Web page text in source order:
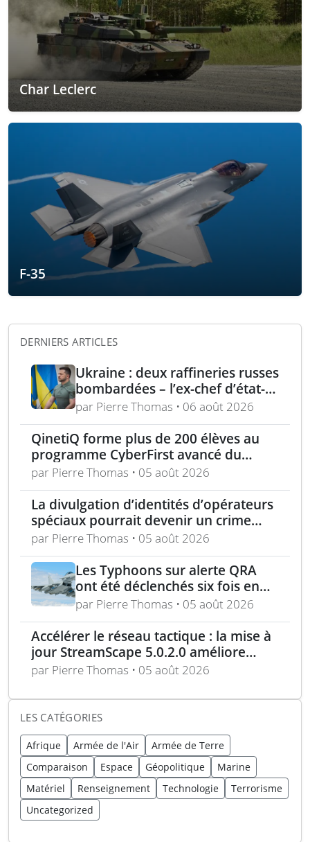
Char Leclerc
F-35
DERNIERS ARTICLES
Ukraine : deux raffineries russes
bombardées – l’ex-chef d’état-
major ukrainien juge l’OTAN
dépassée
par Pierre Thomas • 06 août 2026
QinetiQ forme plus de 200 élèves au
programme CyberFirst avancé du
National Cyber Security Centre
par Pierre Thomas • 05 août 2026
La divulgation d’identités d’opérateurs
spéciaux pourrait devenir un crime
selon une loi proposée
par Pierre Thomas • 05 août 2026
Les Typhoons sur alerte QRA
ont été déclenchés six fois en
2025-26, dont la moitié face à la
Russie
par Pierre Thomas • 05 août 2026
Accélérer le réseau tactique : la mise à
jour StreamScape 5.0.2.0 améliore
sécurité et connectivité
par Pierre Thomas • 05 août 2026
LES CATÉGORIES
Afrique Armée de l'Air
Armée de Terre
Comparaison
Espace Géopolitique
Marine
Matériel
Renseignement Technologie
Terrorisme
Uncategorized